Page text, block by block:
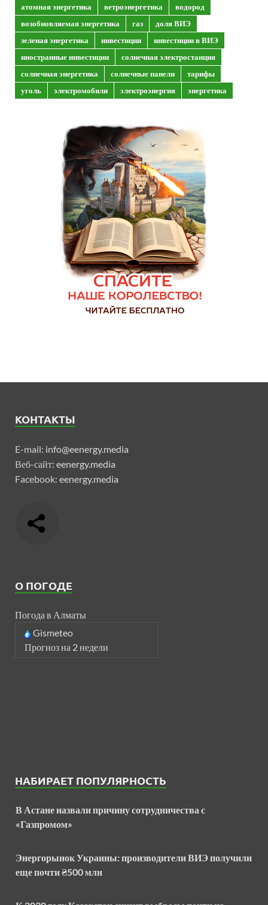
атомная энергетика
ветроэнергетика
водород
возобновляемая энергетика
газ
доля ВИЭ
зеленая энергетика
инвестиции
инвестиции в ВИЭ
иностранные инвестиции
солнечная электростанция
солнечная энергетика
солнечные панели
тарифы
уголь
электромобили электроэнергия энергетика
КОНТАКТЫ
E-mail: info@eenergy.media
Веб-сайт: eenergy.media
Facebook: eenergy.media
О ПОГОДЕ
Погода в Алматы
Gismeteo
Прогноз на 2 недели
НАБИРАЕТ ПОПУЛЯРНОСТЬ
В Астане назвали причину сотрудничества с
«Газпромом»
Энергорынок Украины: производители ВИЭ получили
еще почти ₴500 млн